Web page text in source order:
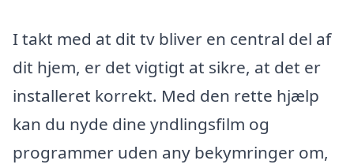
I takt med at dit tv bliver en central del af
dit hjem, er det vigtigt at sikre, at det er
installeret korrekt. Med den rette hjælp
kan du nyde dine yndlingsfilm og
programmer uden any bekymringer om,